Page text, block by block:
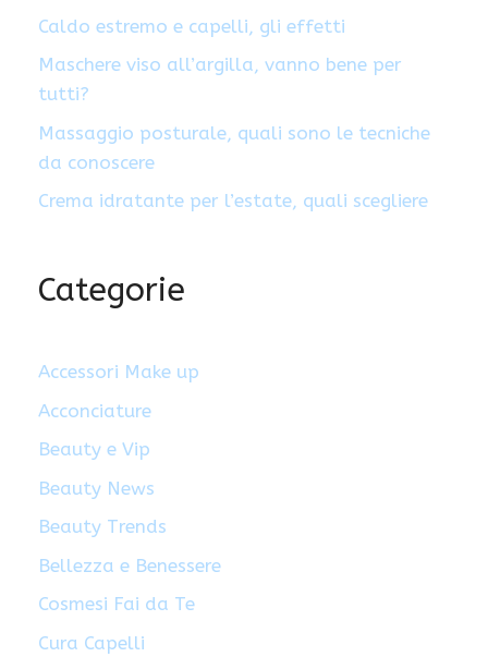
Caldo estremo e capelli, gli effetti
Maschere viso all’argilla, vanno bene per
tutti?
Massaggio posturale, quali sono le tecniche
da conoscere
Crema idratante per l’estate, quali scegliere
Categorie
Accessori Make up
Acconciature
Beauty e Vip
Beauty News
Beauty Trends
Bellezza e Benessere
Cosmesi Fai da Te
Cura Capelli